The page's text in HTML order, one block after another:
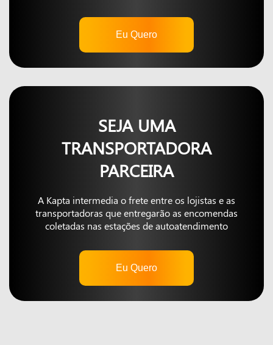
Eu Quero
SEJA UMA
TRANSPORTADORA
PARCEIRA
A Kapta intermedia o frete entre os lojistas e as
transportadoras que entregarão as encomendas
coletadas nas estações de autoatendimento
Eu Quero